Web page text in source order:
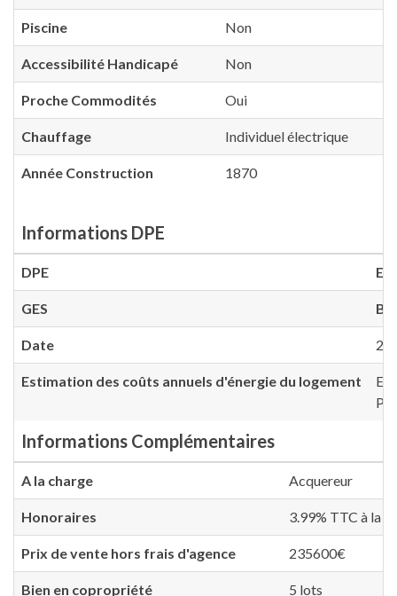
Piscine Non
Accessibilité Handicapé Non
Proche Commodités Oui
Chauffage Individuel électrique
Année Construction 1870
Informations DPE
DPE E
GES B
Date
Estimation des coûts annuels d'énergie du logement
Informations Complémentaires
A la charge Acquereur
Honoraires 3.99% TTC à la
Prix de vente hors frais d'agence 235600€
Bien en copropriété 5 lots